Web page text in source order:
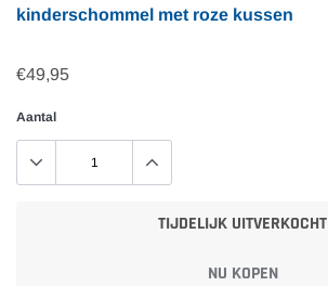
kinderschommel met roze kussen
€49,95
Aantal
TIJDELIJK UITVERKOCHT
NU KOPEN